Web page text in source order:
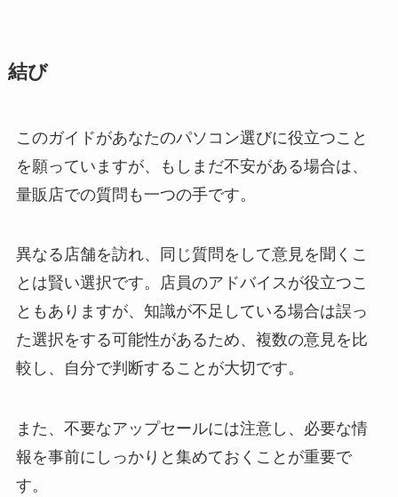
結び
このガイドがあなたのパソコン選びに役立つこと
を願っていますが、もしまだ不安がある場合は、
量販店での質問も一つの手です。
異なる店舗を訪れ、同じ質問をして意見を聞くこ
とは賢い選択です。店員のアドバイスが役立つこ
ともありますが、知識が不足している場合は誤っ
た選択をする可能性があるため、複数の意見を比
較し、自分で判断することが大切です。
また、不要なアップセールには注意し、必要な情
報を事前にしっかりと集めておくことが重要で
す。